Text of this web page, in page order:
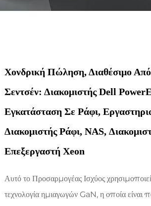
Χονδρική Πώληση, Διαθέσιμο
Σεντσέν: Διακομιστής Dell
Εγκατάσταση Σε Ράφι,
Διακομιστής Ράφι, NAS,
Επεξεργαστή Xeon
Αυτό το Προσαρμογέας Ισχύος
τεχνολογία ημιαγωγών GaN, η οποία είναι